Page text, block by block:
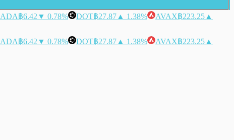
ADA฿6.42 ▼ 0.78% DOT฿27.87 ▲ 1.38% AVAX฿223.25 ▲
ADA฿6.42 ▼ 0.78% DOT฿27.87 ▲ 1.38% AVAX฿223.25 ▲